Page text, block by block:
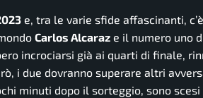
e, tra le varie sfide affascinanti,
Carlos Alcaraz e il numero uno
incrociarsi già ai quarti di finale,
i due dovranno superare altri
minuti dopo il sorteggio, sono scesi